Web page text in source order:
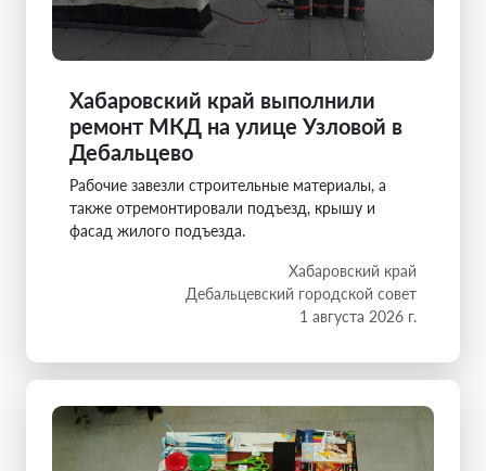
Хабаровский край выполнили
ремонт МКД на улице Узловой в
Дебальцево
Рабочие завезли строительные материалы, а
также отремонтировали подъезд, крышу и
фасад жилого подъезда.
Хабаровский край
Дебальцевский городской совет
1 августа 2026 г.